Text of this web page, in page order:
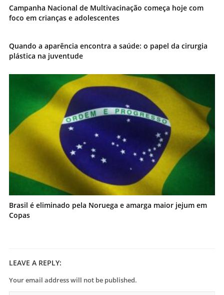
Campanha Nacional de Multivacinação começa hoje com
foco em crianças e adolescentes
Quando a aparência encontra a saúde: o papel da cirurgia
plástica na juventude
Brasil é eliminado pela Noruega e amarga maior jejum em
Copas
LEAVE A REPLY:
Your email address will not be published.